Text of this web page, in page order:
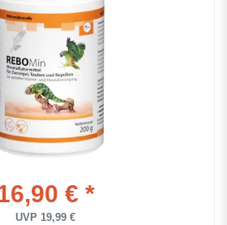
€ *
UVP 19,99 €